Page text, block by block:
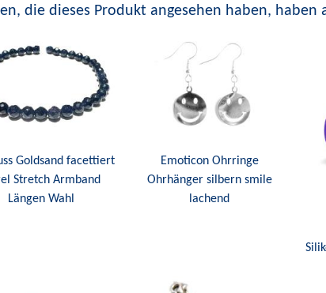
die dieses Produkt angesehen haben, haben
Goldsand facettiert
Stretch Armband
Längen Wahl
Emoticon Ohrringe
Ohrhänger silbern smile
lachend